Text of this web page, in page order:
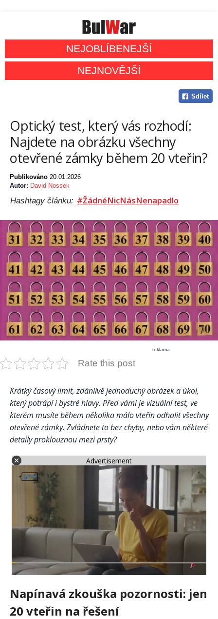
NEJOBLÍBENEJŠÍ
NEJNOVĚJŠÍ
Sdílet
Optický test, který vás rozhodí:
Najdete na obrázku všechny
otevřené zámky během 20 vteřin?
Publikováno 20.01.2026
Autor: David Nossek
Hashtagy článku: #ŽádnéNicNásNenapadlo
reklama
Rate this post
Krátký časový limit, zdánlivě jednoduchý obrázek a úkol,
který potrápí i bystré hlavy. Před vámi je vizuální test, ve
kterém musíte během několika málo vteřin odhalit všechny
otevřené zámky. Zvládnete to bez chyby, nebo vám některé
detaily proklouznou mezi prsty?
Advertisement
Napínavá zkouška pozornosti: jen
20 vteřin na řešení